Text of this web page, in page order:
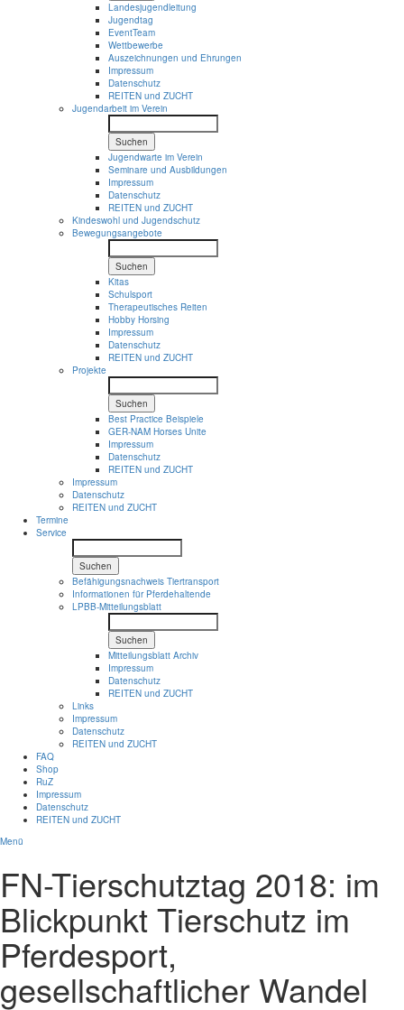
Landesjugendleitung
Jugendtag
EventTeam
Wettbewerbe
Auszeichnungen und Ehrungen
Impressum
Datenschutz
REITEN und ZUCHT
Jugendarbeit im Verein
Suchen
Jugendwarte im Verein
Seminare und Ausbildungen
Impressum
Datenschutz
REITEN und ZUCHT
Kindeswohl und Jugendschutz
Bewegungsangebote
Suchen
Kitas
Schulsport
Therapeutisches Reiten
Hobby Horsing
Impressum
Datenschutz
REITEN und ZUCHT
Projekte
Suchen
Best Practice Beispiele
GER-NAM Horses Unite
Impressum
Datenschutz
REITEN und ZUCHT
Impressum
Datenschutz
REITEN und ZUCHT
Termine
Service
Suchen
Befähigungsnachweis Tiertransport
Informationen für Pferdehaltende
LPBB-Mitteilungsblatt
Suchen
Mitteilungsblatt Archiv
Impressum
Datenschutz
REITEN und ZUCHT
Links
Impressum
Datenschutz
REITEN und ZUCHT
FAQ
Shop
RuZ
Impressum
Datenschutz
REITEN und ZUCHT
Menü
FN-Tierschutztag 2018: im
Blickpunkt Tierschutz im
Pferdesport,
gesellschaftlicher Wandel